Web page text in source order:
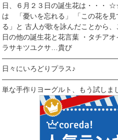
日、６月２３日の誕生花は・
は 「憂いを忘れる」 「この花を見
る」と 古人が歌を詠んだことから
日の他の誕生花と花言葉 ・タチア
ラサキツユクサ…貴び
日々にいろどりプラス♪
単な手作りヨーグルト、もう試し